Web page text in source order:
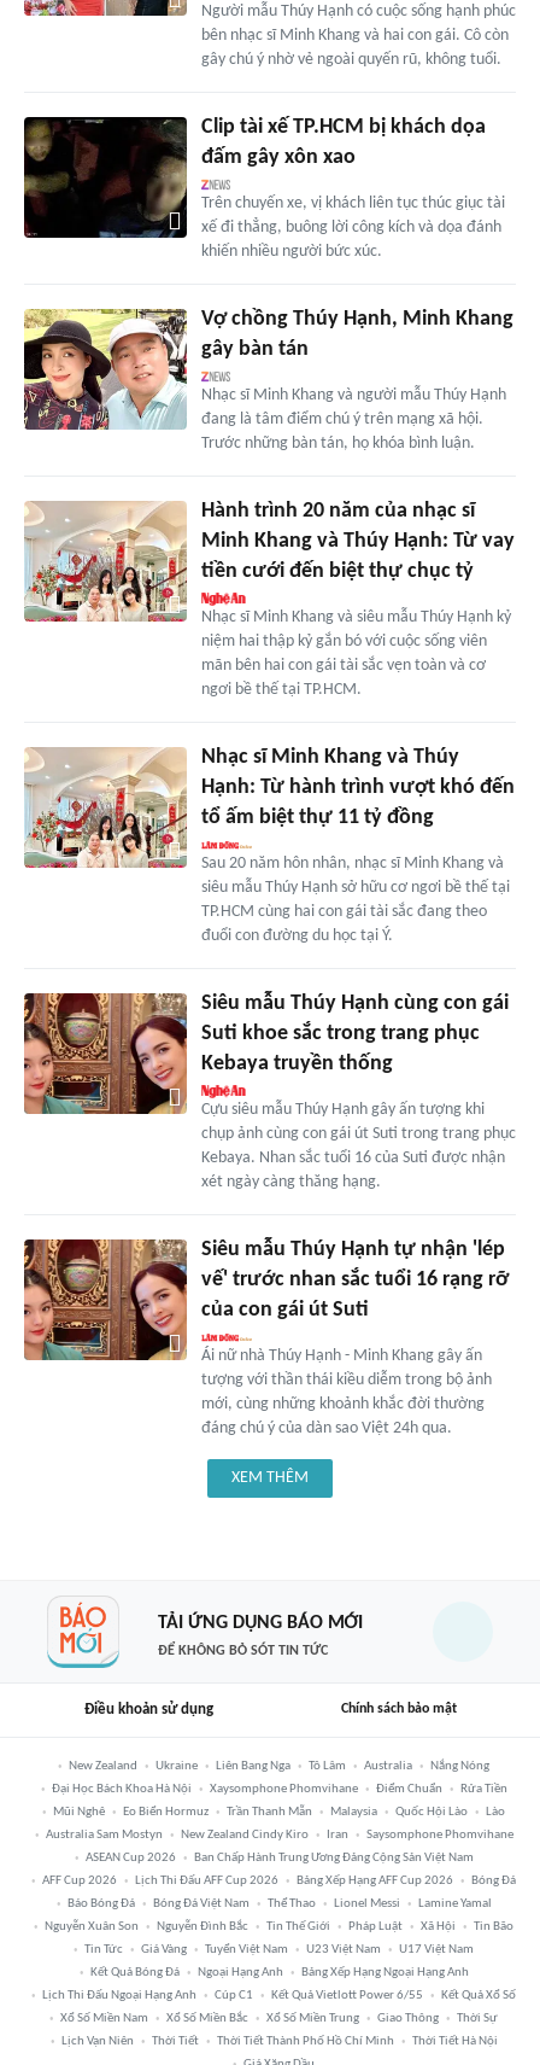
Người mẫu Thúy Hạnh có cuộc sống hạnh phúc
bên nhạc sĩ Minh Khang và hai con gái. Cô còn
gây chú ý nhờ vẻ ngoài quyến rũ, không tuổi.
Clip tài xế TP.HCM bị khách dọa
đấm gây xôn xao
Trên chuyến xe, vị khách liên tục thúc giục tài
xế đi thẳng, buông lời công kích và dọa đánh
khiến nhiều người bức xúc.
Vợ chồng Thúy Hạnh, Minh Khang
gây bàn tán
Nhạc sĩ Minh Khang và người mẫu Thúy Hạnh
đang là tâm điểm chú ý trên mạng xã hội.
Trước những bàn tán, họ khóa bình luận.
Hành trình 20 năm của nhạc sĩ
Minh Khang và Thúy Hạnh: Từ vay
tiền cưới đến biệt thự chục tỷ
Nhạc sĩ Minh Khang và siêu mẫu Thúy Hạnh kỷ
niệm hai thập kỷ gắn bó với cuộc sống viên
mãn bên hai con gái tài sắc vẹn toàn và cơ
ngơi bề thế tại TP.HCM.
Nhạc sĩ Minh Khang và Thúy
Hạnh: Từ hành trình vượt khó đến
tổ ấm biệt thự 11 tỷ đồng
Sau 20 năm hôn nhân, nhạc sĩ Minh Khang và
siêu mẫu Thúy Hạnh sở hữu cơ ngơi bề thế tại
TP.HCM cùng hai con gái tài sắc đang theo
đuổi con đường du học tại Ý.
Siêu mẫu Thúy Hạnh cùng con gái
Suti khoe sắc trong trang phục
Kebaya truyền thống
Cựu siêu mẫu Thúy Hạnh gây ấn tượng khi
chụp ảnh cùng con gái út Suti trong trang phục
Kebaya. Nhan sắc tuổi 16 của Suti được nhận
xét ngày càng thăng hạng.
Siêu mẫu Thúy Hạnh tự nhận 'lép
vế' trước nhan sắc tuổi 16 rạng rỡ
của con gái út Suti
Ái nữ nhà Thúy Hạnh - Minh Khang gây ấn
tượng với thần thái kiều diễm trong bộ ảnh
mới, cùng những khoảnh khắc đời thường
đáng chú ý của dàn sao Việt 24h qua.
XEM THÊM
TẢI ỨNG DỤNG BÁO MỚI
ĐỂ KHÔNG BỎ SÓT TIN TỨC
Điều khoản sử dụng Chính sách bảo mật
New Zealand Ukraine Liên Bang Nga Tô Lâm Australia
Nắng Nóng
Đại Học Bách Khoa Hà Nội
Xaysomphone Phomvihane Điểm Chuẩn
Rửa Tiền
Mũi Nghê
Eo Biển Hormuz Trần Thanh Mẫn Malaysia Quốc Hội Lào
Lào
Australia Sam Mostyn
New Zealand Cindy Kiro Iran
Saysomphone Phomvihane
ASEAN Cup 2026
Ban Chấp Hành Trung Ương Đảng Cộng Sản Việt Nam
AFF Cup 2026
Lịch Thi Đấu AFF Cup 2026 Bảng Xếp Hạng AFF Cup 2026
Bóng Đá
Báo Bóng Đá
Bóng Đá Việt Nam Thể Thao Lionel Messi
Lamine Yamal
Nguyễn Xuân Son
Nguyễn Đình Bắc Tin Thế Giới Pháp Luật Xã Hội
Tin Bão
Tin Tức
Giá Vàng Tuyển Việt Nam U23 Việt Nam
U17 Việt Nam
Kết Quả Bóng Đá
Ngoại Hạng Anh
Bảng Xếp Hạng Ngoại Hạng Anh
Lịch Thi Đấu Ngoại Hạng Anh
Cúp C1 Kết Quả Vietlott Power 6/55
Kết Quả Xổ Số
Xổ Số Miền Nam
Xổ Số Miền Bắc Xổ Số Miền Trung Giao Thông
Thời Sự
Lịch Vạn Niên
Thời Tiết Thời Tiết Thành Phố Hồ Chí Minh
Thời Tiết Hà Nội